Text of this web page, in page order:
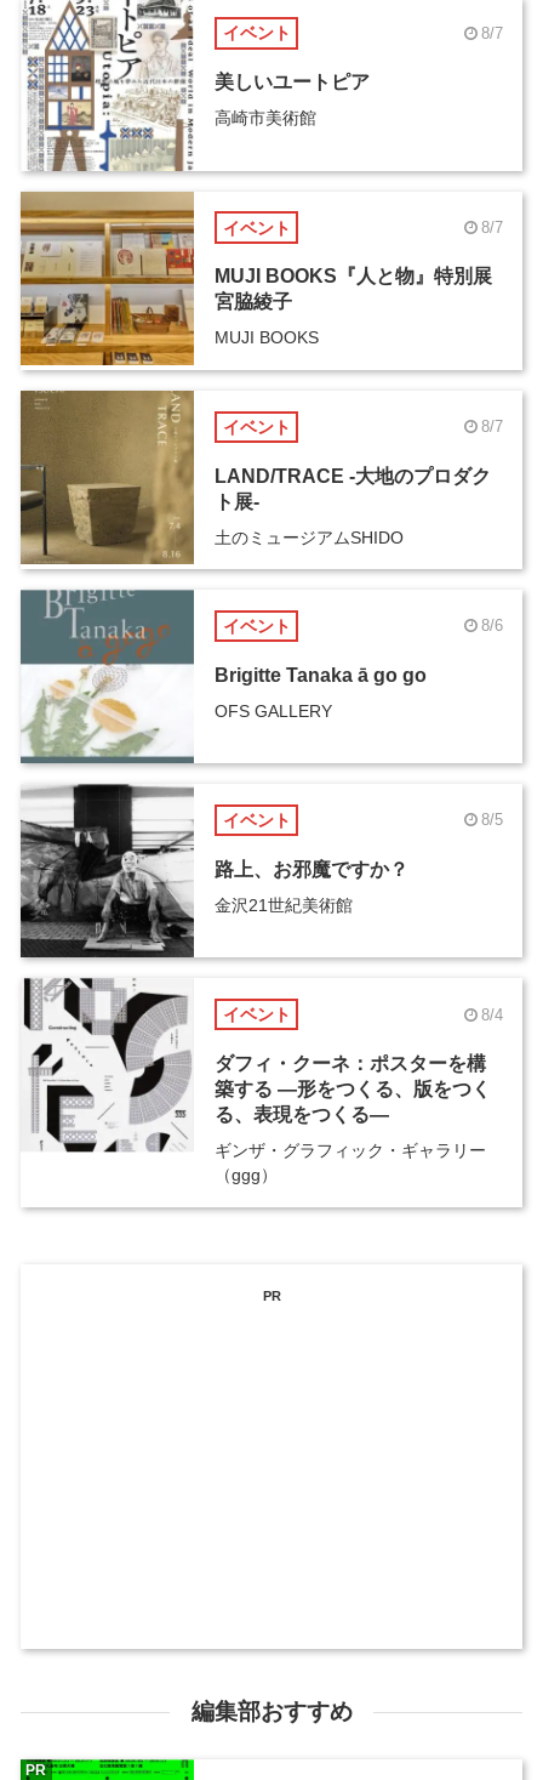
イベント 8/7
美しいユートピア
高崎市美術館
イベント 8/7
MUJI BOOKS『人と物』特別展
宮脇綾子
MUJI BOOKS
イベント 8/7
LAND/TRACE -大地のプロダク
ト展-
土のミュージアムSHIDO
イベント 8/6
Brigitte Tanaka ā go go
OFS GALLERY
イベント 8/5
路上、お邪魔ですか？
金沢21世紀美術館
イベント 8/4
ダフィ・クーネ：ポスターを構
築する ―形をつくる、版をつく
る、表現をつくる―
ギンザ・グラフィック・ギャラリー
（ggg）
PR
編集部おすすめ
PR